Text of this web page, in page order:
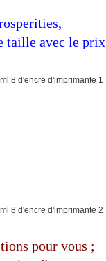
taille avec le prix
pour vous ;